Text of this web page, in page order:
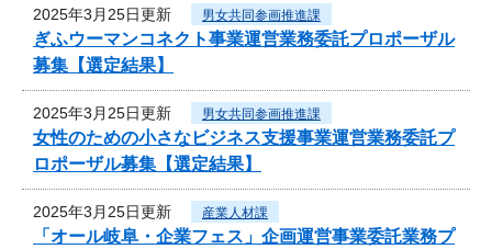
2025年3月25日更新 男女共同参画推進課
ぎふウーマンコネクト事業運営業務委託プロポーザル
募集【選定結果】
2025年3月25日更新 男女共同参画推進課
女性のための小さなビジネス支援事業運営業務委託プ
ロポーザル募集【選定結果】
2025年3月25日更新 産業人材課
「オール岐阜・企業フェス」企画運営事業委託業務プ